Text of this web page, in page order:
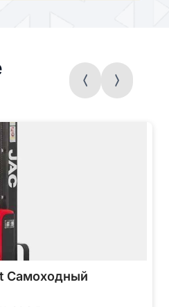
Самоходный